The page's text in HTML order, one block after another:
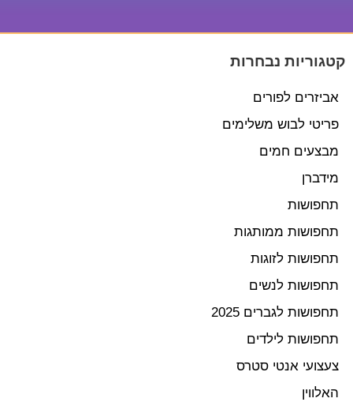
קטגוריות נבחרות
אביזרים לפורים
פריטי לבוש משלימים
מבצעים חמים
מידברן
תחפושות
תחפושות ממותגות
תחפושות לזוגות
תחפושות לנשים
תחפושות לגברים 2025
תחפושות לילדים
צעצועי אנטי סטרס
האלווין